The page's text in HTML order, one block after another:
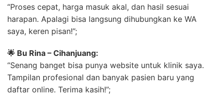
“Proses cepat, harga masuk akal, dan hasil sesuai
harapan. Apalagi bisa langsung dihubungkan ke WA
saya, keren pisan!”;
🌟 Bu Rina – Cihanjuang:
“Senang banget bisa punya website untuk klinik saya.
Tampilan profesional dan banyak pasien baru yang
daftar online. Terima kasih!”;